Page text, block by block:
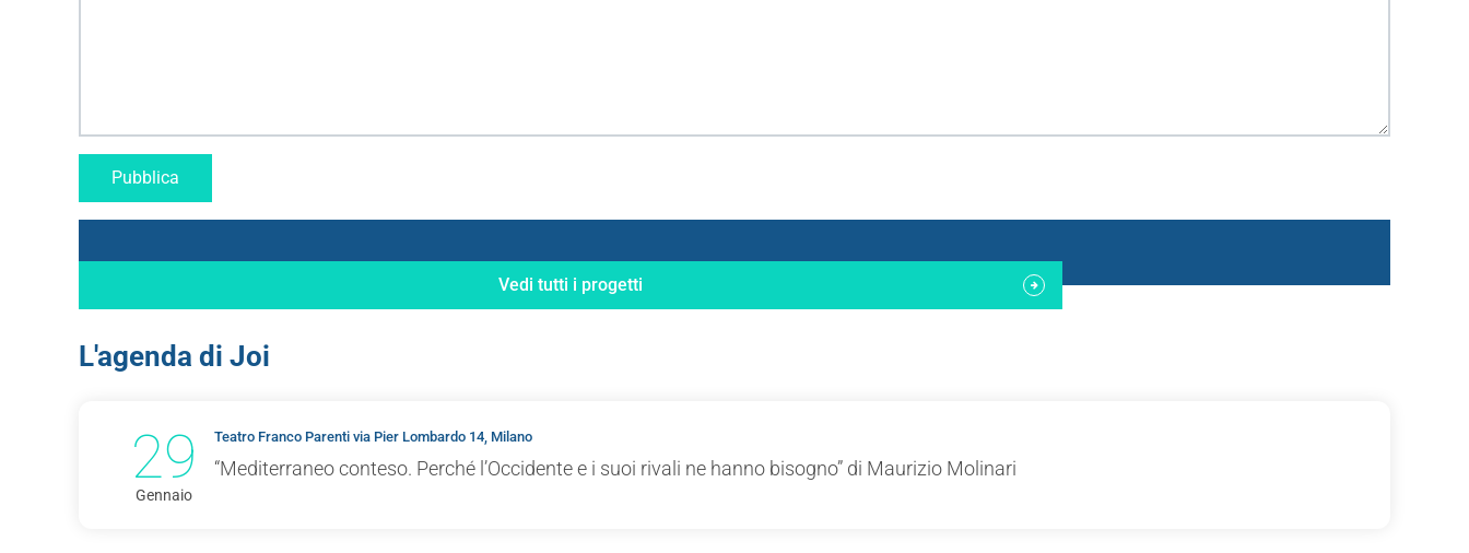
Vedi tutti i progetti
L'agenda di Joi
29
Gennaio
Teatro Franco Parenti via Pier Lombardo 14, Milano
“Mediterraneo conteso. Perché l’Occidente e i suoi rivali ne hanno bisogno” di Maurizio Molinari